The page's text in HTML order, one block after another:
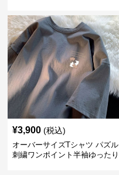
¥3,900 (税込)
オーバーサイズTシャツ パズル
刺繍ワンポイント半袖ゆったり